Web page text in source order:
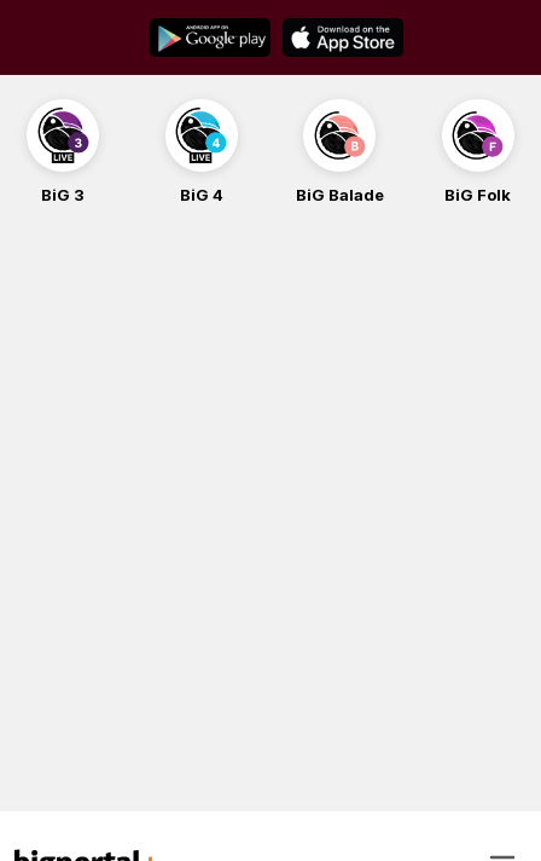
content
BiG 3 BiG 4 BiG Balade BiG Folk